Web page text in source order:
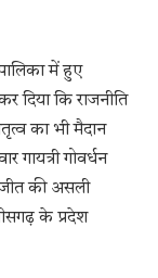
में हुए
दिया कि राजनीति
का भी मैदान
गायत्री गोवर्धन
की असली
के प्रदेश